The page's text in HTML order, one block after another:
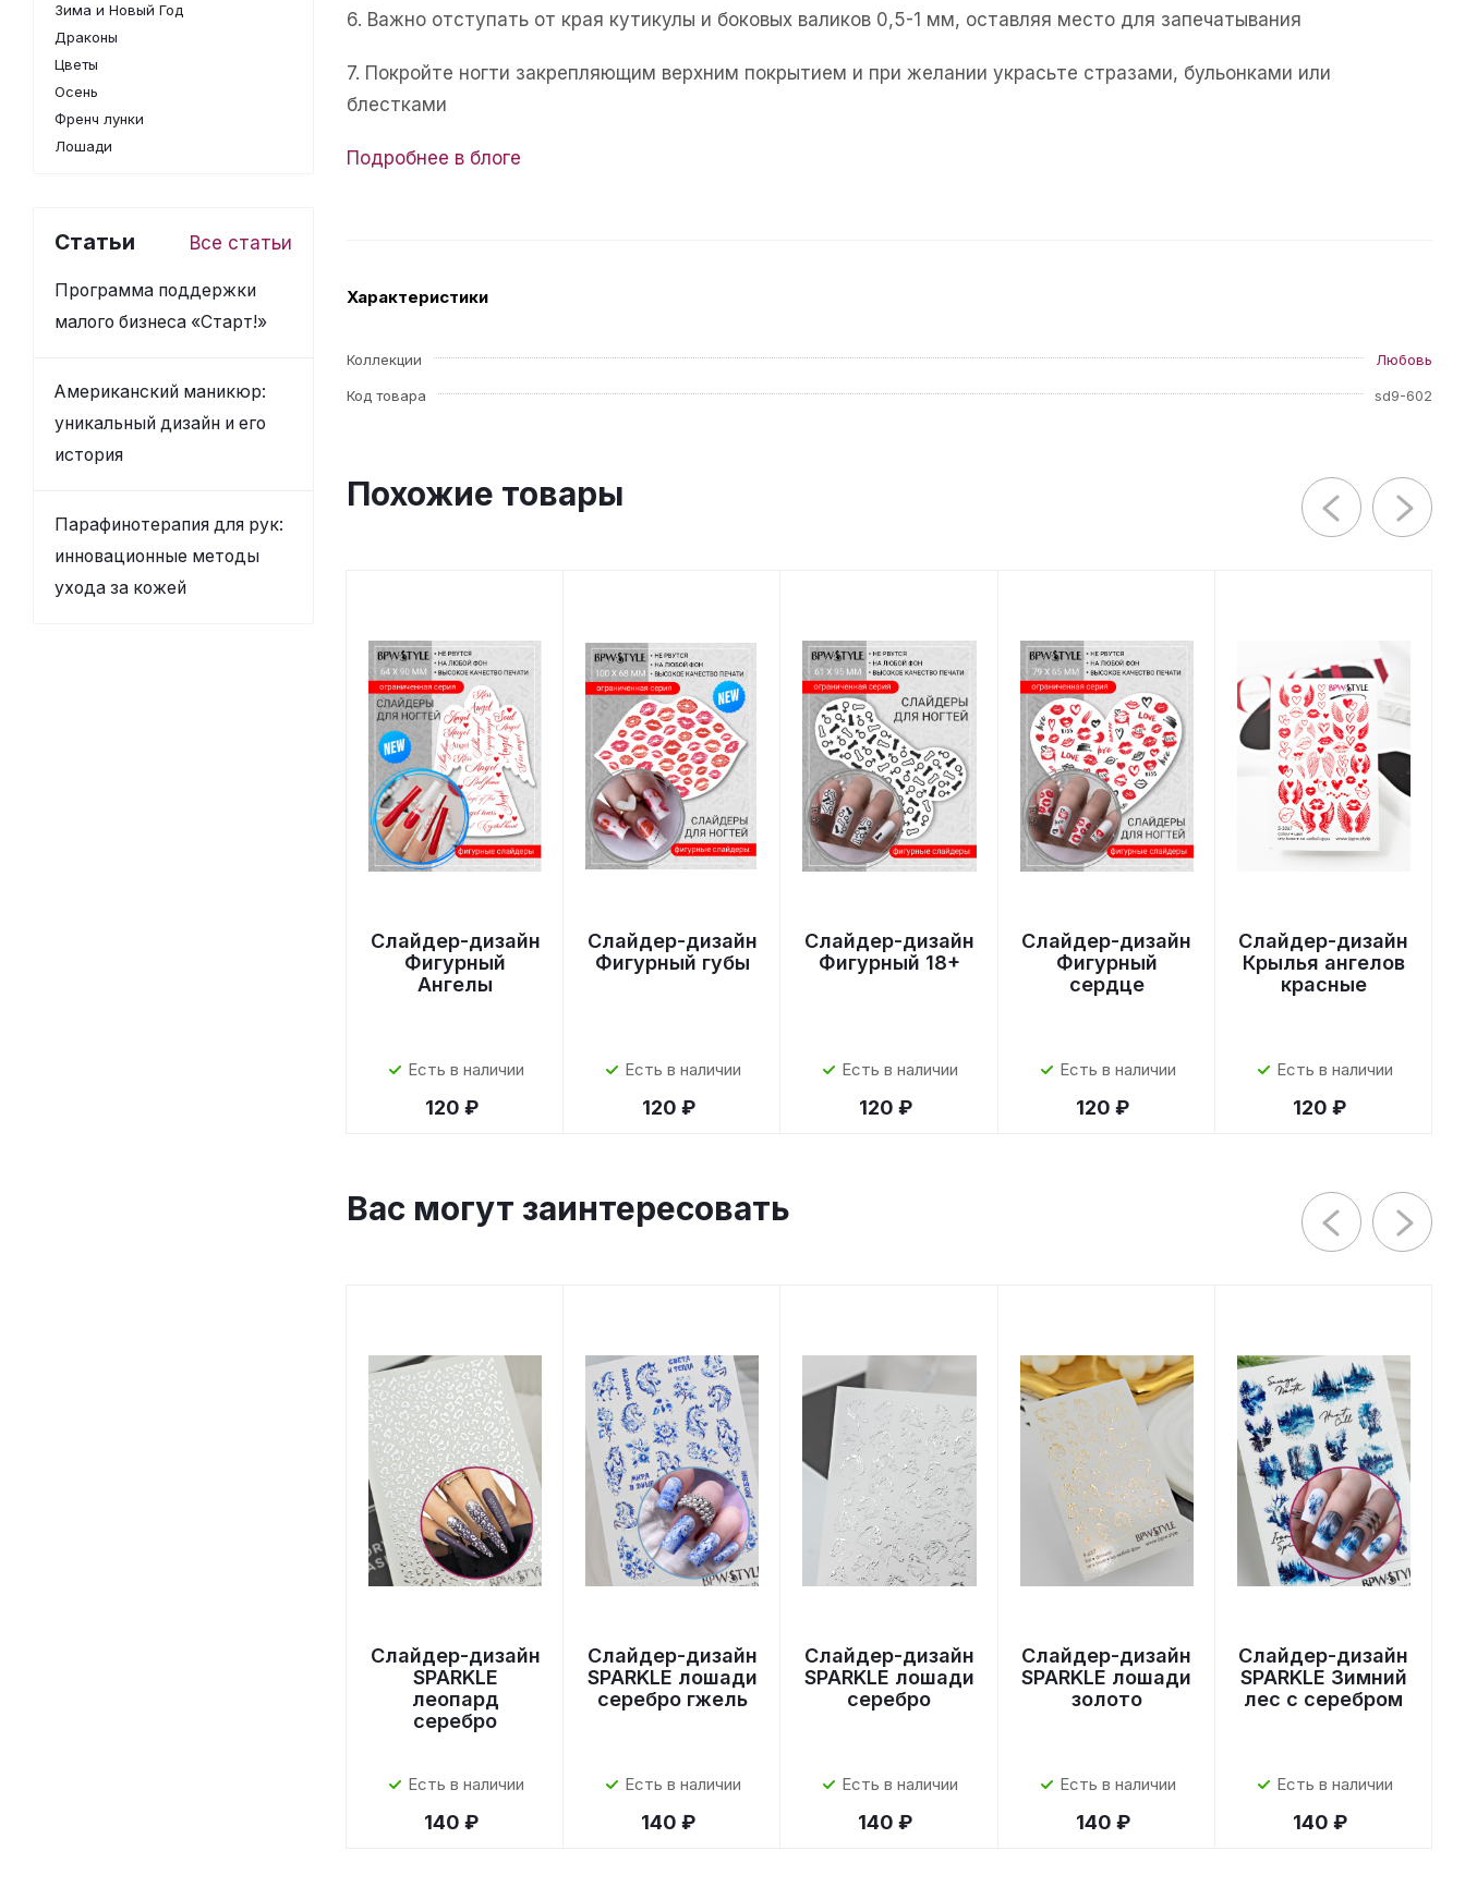
6. Важно отступать от края кутикулы и боковых валиков 0,5-1 мм, оставляя место для запечатывания
7. Покройте ногти закрепляющим верхним покрытием и при желании украсьте стразами, бульонками или
блестками
Подробнее в блоге
Характеристики
Коллекции Любовь
Код товара sd9-602
Похожие товары
Слайдер-дизайн
Фигурный
Ангелы
Есть в наличии
120 ₽
Слайдер-дизайн
Фигурный губы
Есть в наличии
120 ₽
Слайдер-дизайн
Фигурный 18+
Есть в наличии
120 ₽
Слайдер-дизайн
Фигурный
сердце
Есть в наличии
120 ₽
Слайдер-дизайн
Крылья ангелов
красные
Есть в наличии
120 ₽
Вас могут заинтересовать
Слайдер-дизайн
SPARKLE
леопард
серебро
Есть в наличии
140 ₽
Слайдер-дизайн
SPARKLE лошади
серебро гжель
Есть в наличии
140 ₽
Слайдер-дизайн
SPARKLE лошади
серебро
Есть в наличии
140 ₽
Слайдер-дизайн
SPARKLE лошади
золото
Есть в наличии
140 ₽
Слайдер-дизайн
SPARKLE Зимний
лес с серебром
Есть в наличии
140 ₽
Зима и Новый Год
Драконы
Цветы
Осень
Френч лунки
Лошади
Статьи Все статьи
Программа поддержки
малого бизнеса «Старт!»
Американский маникюр:
уникальный дизайн и его
история
Парафинотерапия для рук:
инновационные методы
ухода за кожей